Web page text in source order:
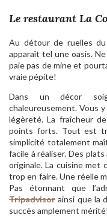
Le restaurant La
Au détour de ruelles
apparaît tel une oasis.
paie pas de mine et
vraie pépite!
Dans un décor
chaleureusement. Vous
légèreté. La fraîcheur
points forts. Tout est
simplicité totalement
facile à réaliser. Des
originale. La cuisine met
trop en faire. Une réelle
Pas étonnant que
Tripadvisor ainsi que la
succès amplement mérité!